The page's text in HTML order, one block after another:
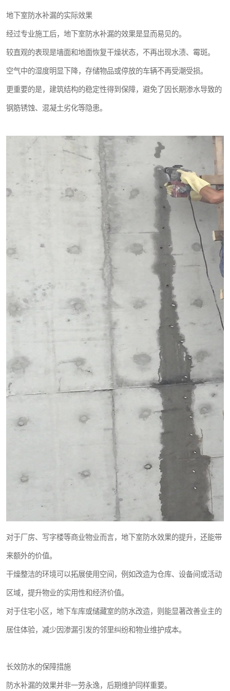
地下室防水补漏的实际效果
经过专业施工后，地下室防水补漏的效果是显而易见的。
较直观的表现是墙面和地面恢复干燥状态，不再出现水渍、霉斑。
空气中的湿度明显下降，存储物品或停放的车辆不再受潮受损。
更重要的是，建筑结构的稳定性得到保障，避免了因长期渗水导致的
钢筋锈蚀、混凝土劣化等隐患。
对于厂房、写字楼等商业物业而言，地下室防水效果的提升，还能带
来额外的价值。
干燥整洁的环境可以拓展使用空间，例如改造为仓库、设备间或活动
区域，提升物业的实用性和经济价值。
对于住宅小区，地下车库或储藏室的防水改造，则能显著改善业主的
居住体验，减少因渗漏引发的邻里纠纷和物业维护成本。
长效防水的保障措施
防水补漏的效果并非一劳永逸，后期维护同样重要。